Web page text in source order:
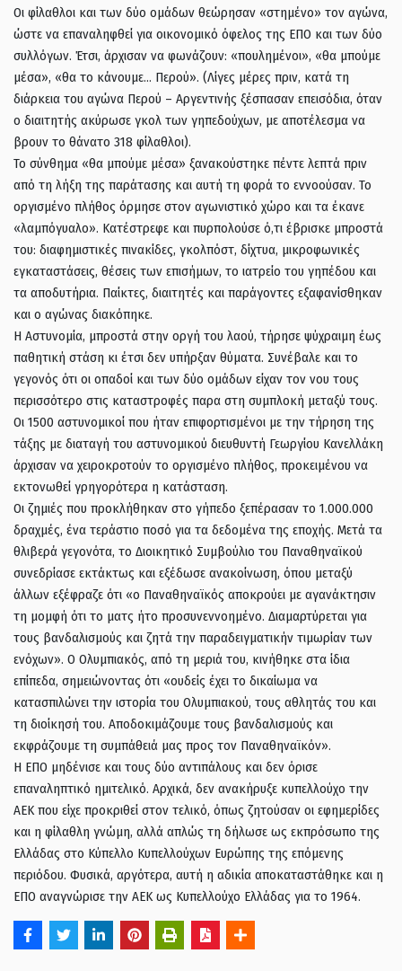
Οι φίλαθλοι και των δύο ομάδων θεώρησαν «στημένο» τον αγώνα,
ώστε να επαναληφθεί για οικονομικό όφελος της ΕΠΟ και των δύο
συλλόγων. Έτσι, άρχισαν να φωνάζουν: «πουλημένοι», «θα μπούμε
μέσα», «θα το κάνουμε… Περού». (Λίγες μέρες πριν, κατά τη
διάρκεια του αγώνα Περού – Αργεντινής ξέσπασαν επεισόδια, όταν
ο διαιτητής ακύρωσε γκολ των γηπεδούχων, με αποτέλεσμα να
βρουν το θάνατο 318 φίλαθλοι).
Το σύνθημα «θα μπούμε μέσα» ξανακούστηκε πέντε λεπτά πριν
από τη λήξη της παράτασης και αυτή τη φορά το εννοούσαν. Το
οργισμένο πλήθος όρμησε στον αγωνιστικό χώρο και τα έκανε
«λαμπόγυαλο». Κατέστρεφε και πυρπολούσε ό,τι έβρισκε μπροστά
του: διαφημιστικές πινακίδες, γκολπόστ, δίχτυα, μικροφωνικές
εγκαταστάσεις, θέσεις των επισήμων, το ιατρείο του γηπέδου και
τα αποδυτήρια. Παίκτες, διαιτητές και παράγοντες εξαφανίσθηκαν
και ο αγώνας διακόπηκε.
Η Αστυνομία, μπροστά στην οργή του λαού, τήρησε ψύχραιμη έως
παθητική στάση κι έτσι δεν υπήρξαν θύματα. Συνέβαλε και το
γεγονός ότι οι οπαδοί και των δύο ομάδων είχαν τον νου τους
περισσότερο στις καταστροφές παρα στη συμπλοκή μεταξύ τους.
Οι 1500 αστυνομικοί που ήταν επιφορτισμένοι με την τήρηση της
τάξης με διαταγή του αστυνομικού διευθυντή Γεωργίου Κανελλάκη
άρχισαν να χειροκροτούν το οργισμένο πλήθος, προκειμένου να
εκτονωθεί γρηγορότερα η κατάσταση.
Οι ζημιές που προκλήθηκαν στο γήπεδο ξεπέρασαν το 1.000.000
δραχμές, ένα τεράστιο ποσό για τα δεδομένα της εποχής. Μετά τα
θλιβερά γεγονότα, το Διοικητικό Συμβούλιο του Παναθηναϊκού
συνεδρίασε εκτάκτως και εξέδωσε ανακοίνωση, όπου μεταξύ
άλλων εξέφραζε ότι «ο Παναθηναϊκός αποκρούει με αγανάκτησιν
τη µοµφή ότι το ματς ήτο προσυνεννοηµένο. Διαμαρτύρεται για
τους βανδαλισµούς και ζητά την παραδειγµατικήν τιµωρίαν των
ενόχων». Ο Ολυμπιακός, από τη μεριά του, κινήθηκε στα ίδια
επίπεδα, σημειώνοντας ότι «ουδείς έχει το δικαίωμα να
κατασπιλώνει την ιστορία του Ολυμπιακού, τους αθλητάς του και
τη διοίκησή του. Αποδοκιμάζουμε τους βανδαλισμούς και
εκφράζουμε τη συμπάθειά μας προς τον Παναθηναϊκόv».
Η ΕΠΟ μηδένισε και τους δύο αντιπάλους και δεν όρισε
επαναληπτικό ημιτελικό. Αρχικά, δεν ανακήρυξε κυπελλούχο την
ΑΕΚ που είχε προκριθεί στον τελικό, όπως ζητούσαν οι εφημερίδες
και η φίλαθλη γνώμη, αλλά απλώς τη δήλωσε ως εκπρόσωπο της
Ελλάδας στο Κύπελλο Κυπελλούχων Ευρώπης της επόμενης
περιόδου. Φυσικά, αργότερα, αυτή η αδικία αποκαταστάθηκε και η
ΕΠΟ αναγνώρισε την ΑΕΚ ως Κυπελλούχο Ελλάδας για το 1964.